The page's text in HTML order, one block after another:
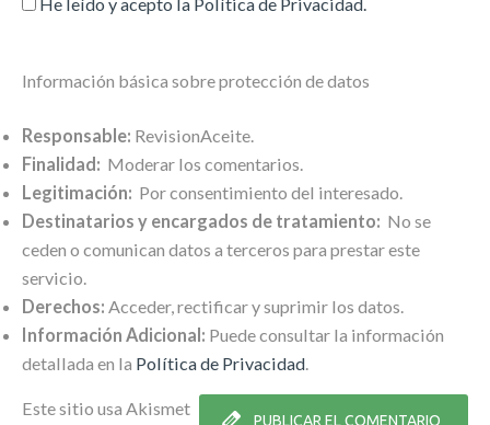
Información básica sobre protección de datos
Responsable: RevisionAceite.
Finalidad: Moderar los comentarios.
Legitimación: Por consentimiento del interesado.
Destinatarios y encargados de tratamiento: No se
ceden o comunican datos a terceros para prestar este
servicio.
Derechos: Acceder, rectificar y suprimir los datos.
Información Adicional: Puede consultar la información
detallada en la Política de Privacidad.
Este sitio usa Akismet